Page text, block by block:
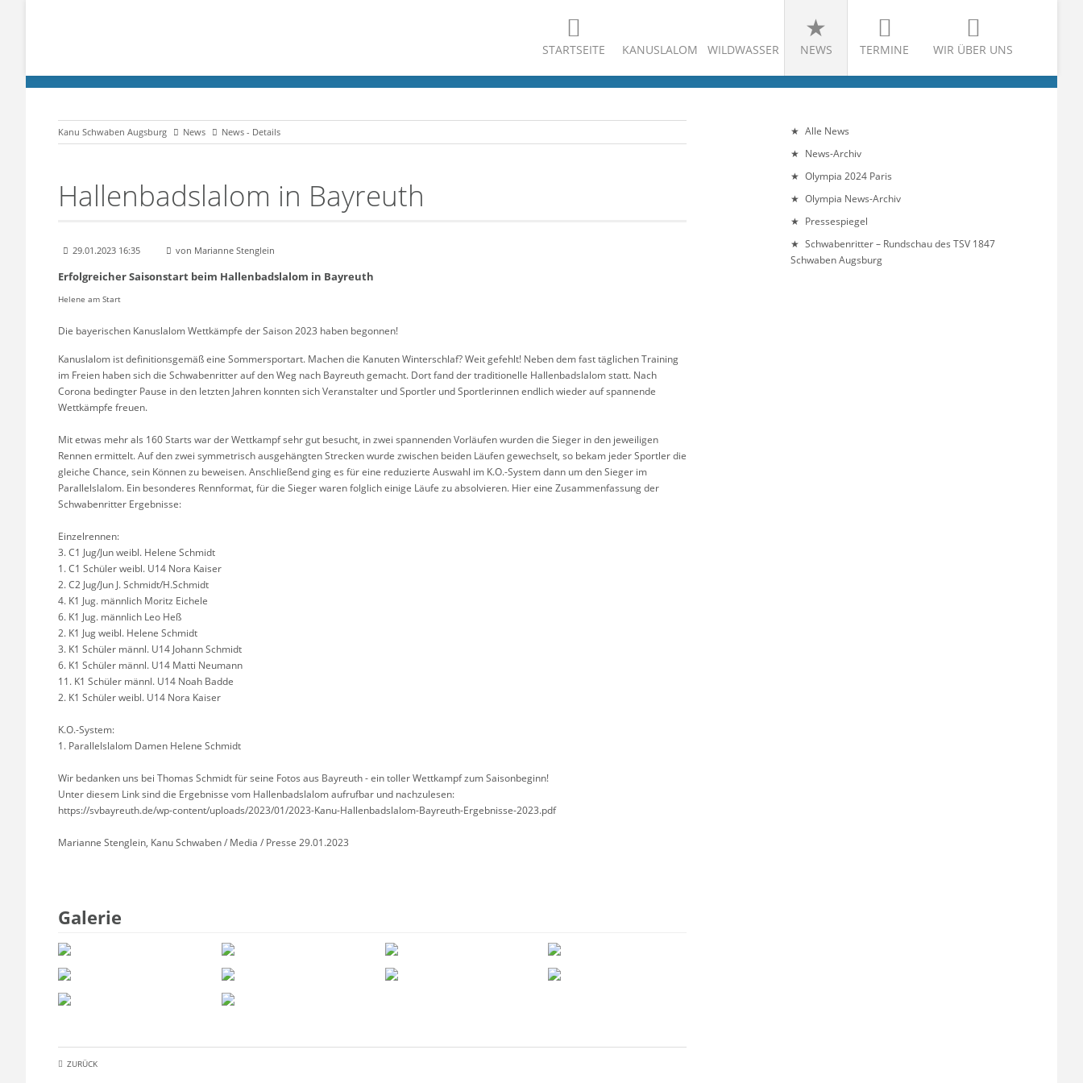
STARTSEITE KANUSLALOM WILDWASSER NEWS TERMINE WIR ÜBER UNS
Kanu Schwaben Augsburg News News - Details
Hallenbadslalom in Bayreuth
29.01.2023 16:35 von Marianne Stenglein
Erfolgreicher Saisonstart beim Hallenbadslalom in Bayreuth
Helene am Start
Die bayerischen Kanuslalom Wettkämpfe der Saison 2023 haben begonnen!
Kanuslalom ist definitionsgemäß eine Sommersportart. Machen die Kanuten Winterschlaf? Weit gefehlt! Neben dem fast täglichen Training
im Freien haben sich die Schwabenritter auf den Weg nach Bayreuth gemacht. Dort fand der traditionelle Hallenbadslalom statt. Nach
Corona bedingter Pause in den letzten Jahren konnten sich Veranstalter und Sportler und Sportlerinnen endlich wieder auf spannende
Wettkämpfe freuen.
Mit etwas mehr als 160 Starts war der Wettkampf sehr gut besucht, in zwei spannenden Vorläufen wurden die Sieger in den jeweiligen
Rennen ermittelt. Auf den zwei symmetrisch ausgehängten Strecken wurde zwischen beiden Läufen gewechselt, so bekam jeder Sportler die
gleiche Chance, sein Können zu beweisen. Anschließend ging es für eine reduzierte Auswahl im K.O.-System dann um den Sieger im
Parallelslalom. Ein besonderes Rennformat, für die Sieger waren folglich einige Läufe zu absolvieren. Hier eine Zusammenfassung der
Schwabenritter Ergebnisse:
Einzelrennen:
3. C1 Jug/Jun weibl. Helene Schmidt
1. C1 Schüler weibl. U14 Nora Kaiser
2. C2 Jug/Jun J. Schmidt/H.Schmidt
4. K1 Jug. männlich Moritz Eichele
6. K1 Jug. männlich Leo Heß
2. K1 Jug weibl. Helene Schmidt
3. K1 Schüler männl. U14 Johann Schmidt
6. K1 Schüler männl. U14 Matti Neumann
11. K1 Schüler männl. U14 Noah Badde
2. K1 Schüler weibl. U14 Nora Kaiser
K.O.-System:
1. Parallelslalom Damen Helene Schmidt
Wir bedanken uns bei Thomas Schmidt für seine Fotos aus Bayreuth - ein toller Wettkampf zum Saisonbeginn!
Unter diesem Link sind die Ergebnisse vom Hallenbadslalom aufrufbar und nachzulesen:
https://svbayreuth.de/wp-content/uploads/2023/01/2023-Kanu-Hallenbadslalom-Bayreuth-Ergebnisse-2023.pdf
Marianne Stenglein, Kanu Schwaben / Media / Presse 29.01.2023
Galerie
ZURÜCK
Alle News
News-Archiv
Olympia 2024 Paris
Olympia News-Archiv
Pressespiegel
Schwabenritter – Rundschau des TSV 1847
Schwaben Augsburg